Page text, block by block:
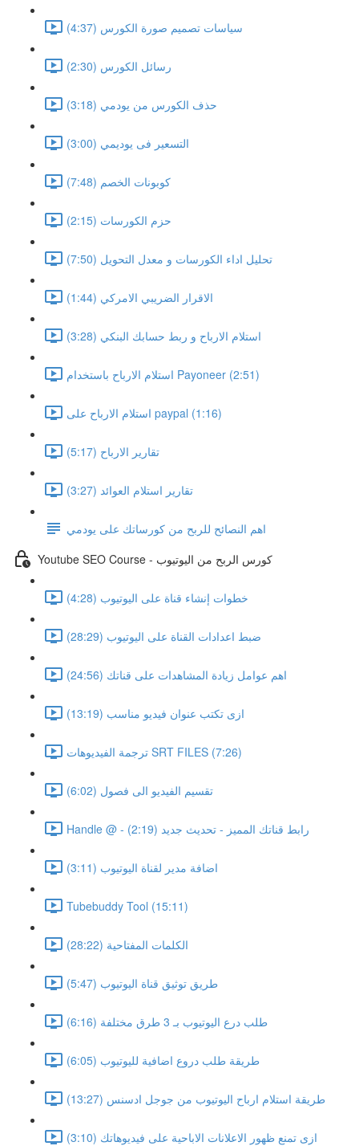
سياسات تصميم صورة الكورس (4:37)
رسائل الكورس (2:30)
حذف الكورس من يودمي (3:18)
التسعير فى يوديمي (3:00)
كوبونات الخصم (7:48)
حزم الكورسات (2:15)
تحليل اداء الكورسات و معدل التحويل (7:50)
الاقرار الضريبي الامركي (1:44)
استلام الارباح و ربط حسابك البنكي (3:28)
استلام الارباح باستخدام Payoneer (2:51)
استلام الارباح على paypal (1:16)
تقارير الارباح (5:17)
تقارير استلام العوائد (3:27)
اهم النصائح للربح من كورساتك على يودمي
Youtube SEO Course - كورس الربح من اليوتيوب
خطوات إنشاء قناة على اليوتيوب (4:28)
ضبط اعدادات القناة على اليوتيوب (28:29)
اهم عوامل زيادة المشاهدات على قناتك (24:56)
ازى تكتب عنوان فيديو مناسب (13:19)
ترجمة الفيديوهات SRT FILES (7:26)
تقسيم الفيديو الى فصول (6:02)
Handle @ - رابط قناتك المميز - تحديث جديد (2:19)
اضافة مدير لقناة اليوتيوب (3:11)
Tubebuddy Tool (15:11)
الكلمات المفتاحية (28:22)
طريق توثيق قناة اليوتيوب (5:47)
طلب درع اليوتيوب بـ 3 طرق مختلفة (6:16)
طريقة طلب دروع اضافية لليوتيوب (6:05)
طريقة استلام ارباح اليوتيوب من جوجل ادسنس (13:27)
ازى تمنع ظهور الاعلانات الاباحية على فيديوهاتك (3:10)